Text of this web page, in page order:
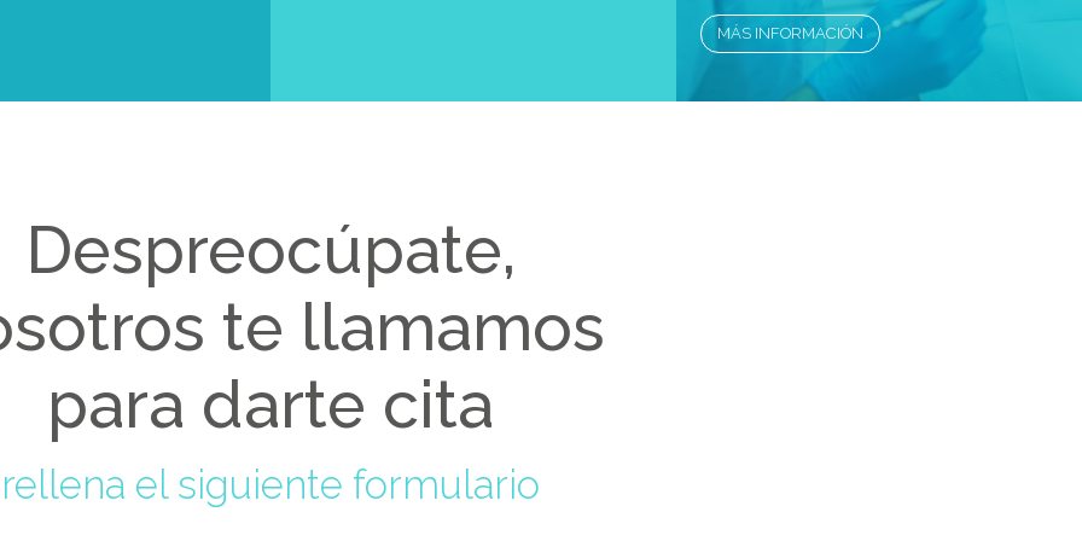
MÁS INFORMACIÓN
Despreocúpate,
te llamamos
para darte cita
rellena el siguiente formulario